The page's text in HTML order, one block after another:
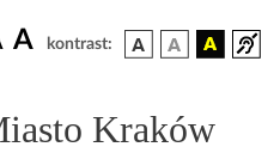
A kontrast:
Kraków